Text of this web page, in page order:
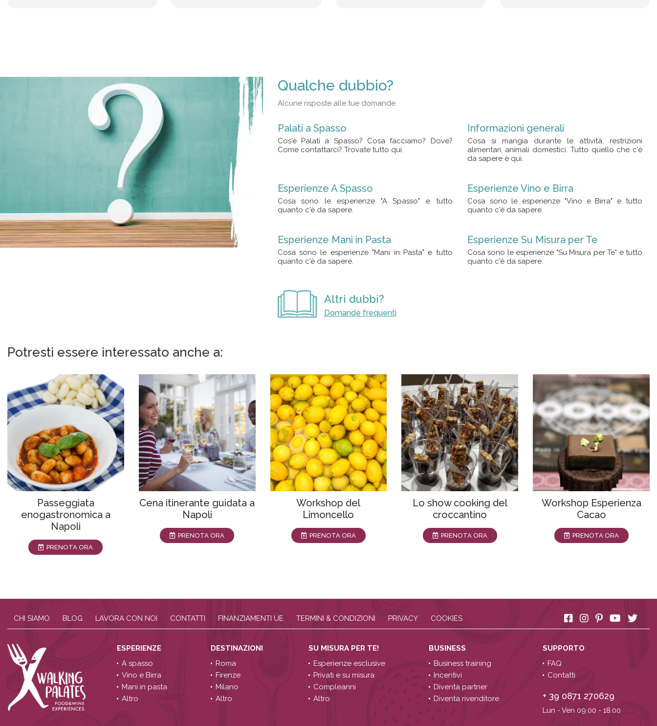
Qualche dubbio?
Alcune risposte alle tue domande.
Palati a Spasso
Cos'è Palati a Spasso? Cosa facciamo? Dove?
Come contattarci? Trovate tutto qui.
Informazioni generali
Cosa si mangia durante le attività, restrizioni
alimentari, animali domestici. Tutto quello che c'è
da sapere è qui.
Esperienze A Spasso
Cosa sono le esperienze "A Spasso" e tutto
quanto c'è da sapere.
Esperienze Vino e Birra
Cosa sono le esperienze "Vino e Birra" e tutto
quanto c'è da sapere.
Esperienze Mani in Pasta
Cosa sono le esperienze "Mani in Pasta" e tutto
quanto c'è da sapere.
Esperienze Su Misura per Te
Cosa sono le esperienze "Su Misura per Te" e tutto
quanto c'è da sapere.
Altri dubbi?
Domande frequenti
Potresti essere interessato anche a:
Passeggiata
enogastronomica a
Napoli
PRENOTA ORA
Cena itinerante guidata a
Napoli
PRENOTA ORA
Workshop del
Limoncello
PRENOTA ORA
Lo show cooking del
croccantino
PRENOTA ORA
Workshop Esperienza
Cacao
PRENOTA ORA
CHI SIAMO BLOG LAVORA CON NOI CONTATTI FINANZIAMENTI UE TERMINI & CONDIZIONI PRIVACY COOKIES
ESPERIENZE
A spasso
Vino e Birra
Mani in pasta
Altro
DESTINAZIONI
Roma
Firenze
Milano
Altro
SU MISURA PER TE!
Esperienze esclusive
Privati e su misura
Compleanni
Altro
BUSINESS
Business training
Incentivi
Diventa partner
Diventa rivenditore
SUPPORTO
FAQ
Contatti
+ 39 0871 270629
Lun - Ven 09.00 - 18.00